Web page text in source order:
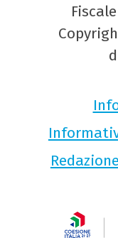
Redazione